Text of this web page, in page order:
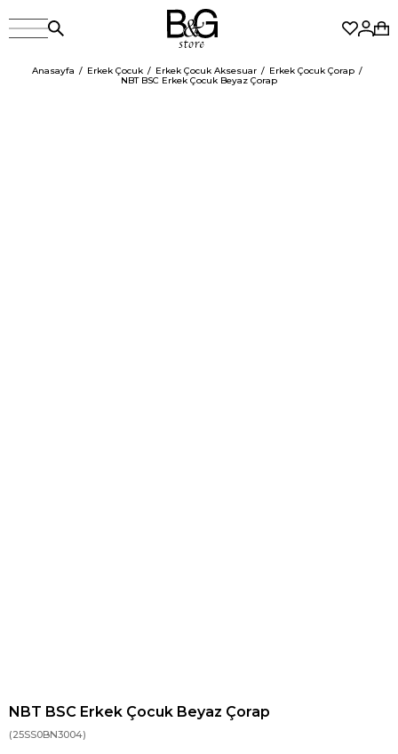
Anasayfa Erkek Çocuk Erkek Çocuk Aksesuar
Erkek Çocuk Çorap
NBT BSC Erkek Çocuk Beyaz Çorap
NBT BSC Erkek Çocuk Beyaz Çorap
(25SS0BN3004)